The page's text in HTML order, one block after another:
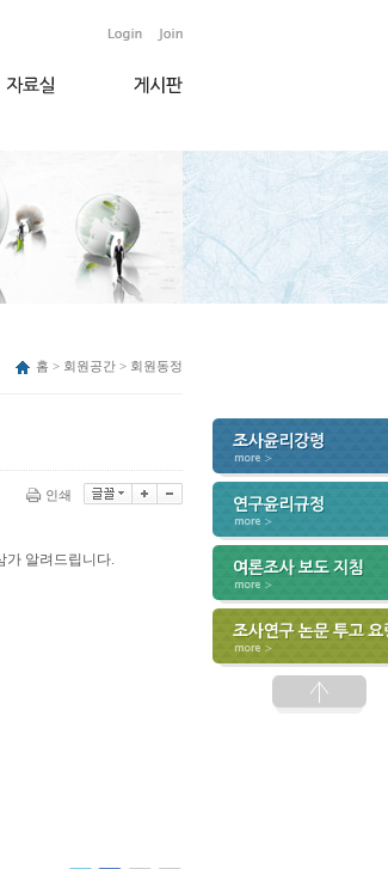
홈 > 회원공간 > 회원동정
인쇄
가 알려드립니다.